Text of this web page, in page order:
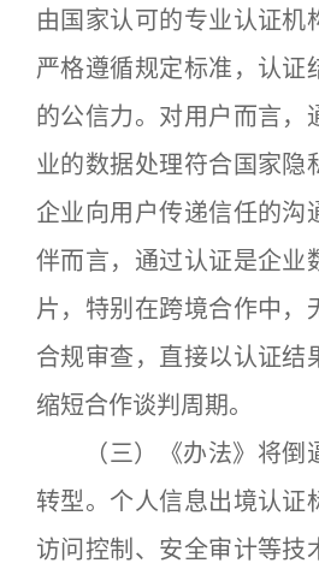
由国家认可的专业认证机
严格遵循规定标准，认证
的公信力。对用户而言，
业的数据处理符合国家隐
企业向用户传递信任的沟
伴而言，通过认证是企业
片，特别在跨境合作中，
合规审查，直接以认证结
缩短合作谈判周期。
（三）《办法》将倒
转型。个人信息出境认证
访问控制、安全审计等技